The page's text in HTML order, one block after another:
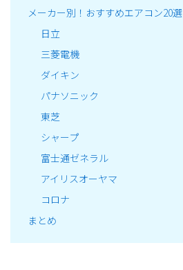
メーカー別！おすすめエアコン20選
日立
三菱電機
ダイキン
パナソニック
東芝
シャープ
富士通ゼネラル
アイリスオーヤマ
コロナ
まとめ